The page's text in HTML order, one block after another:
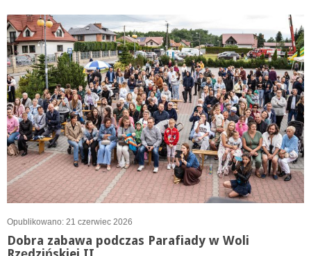
Opublikowano: 21 czerwiec 2026
Dobra zabawa podczas Parafiady w Woli